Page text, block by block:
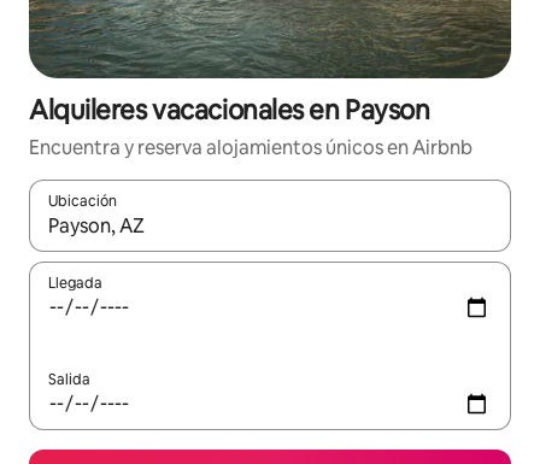
Alquileres vacacionales en Payson
Encuentra y reserva alojamientos únicos en Airbnb
Ubicación
Cuando los resultados estén disponibles, navega con las
Llegada
Salida